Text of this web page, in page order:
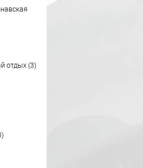
отдых (3)